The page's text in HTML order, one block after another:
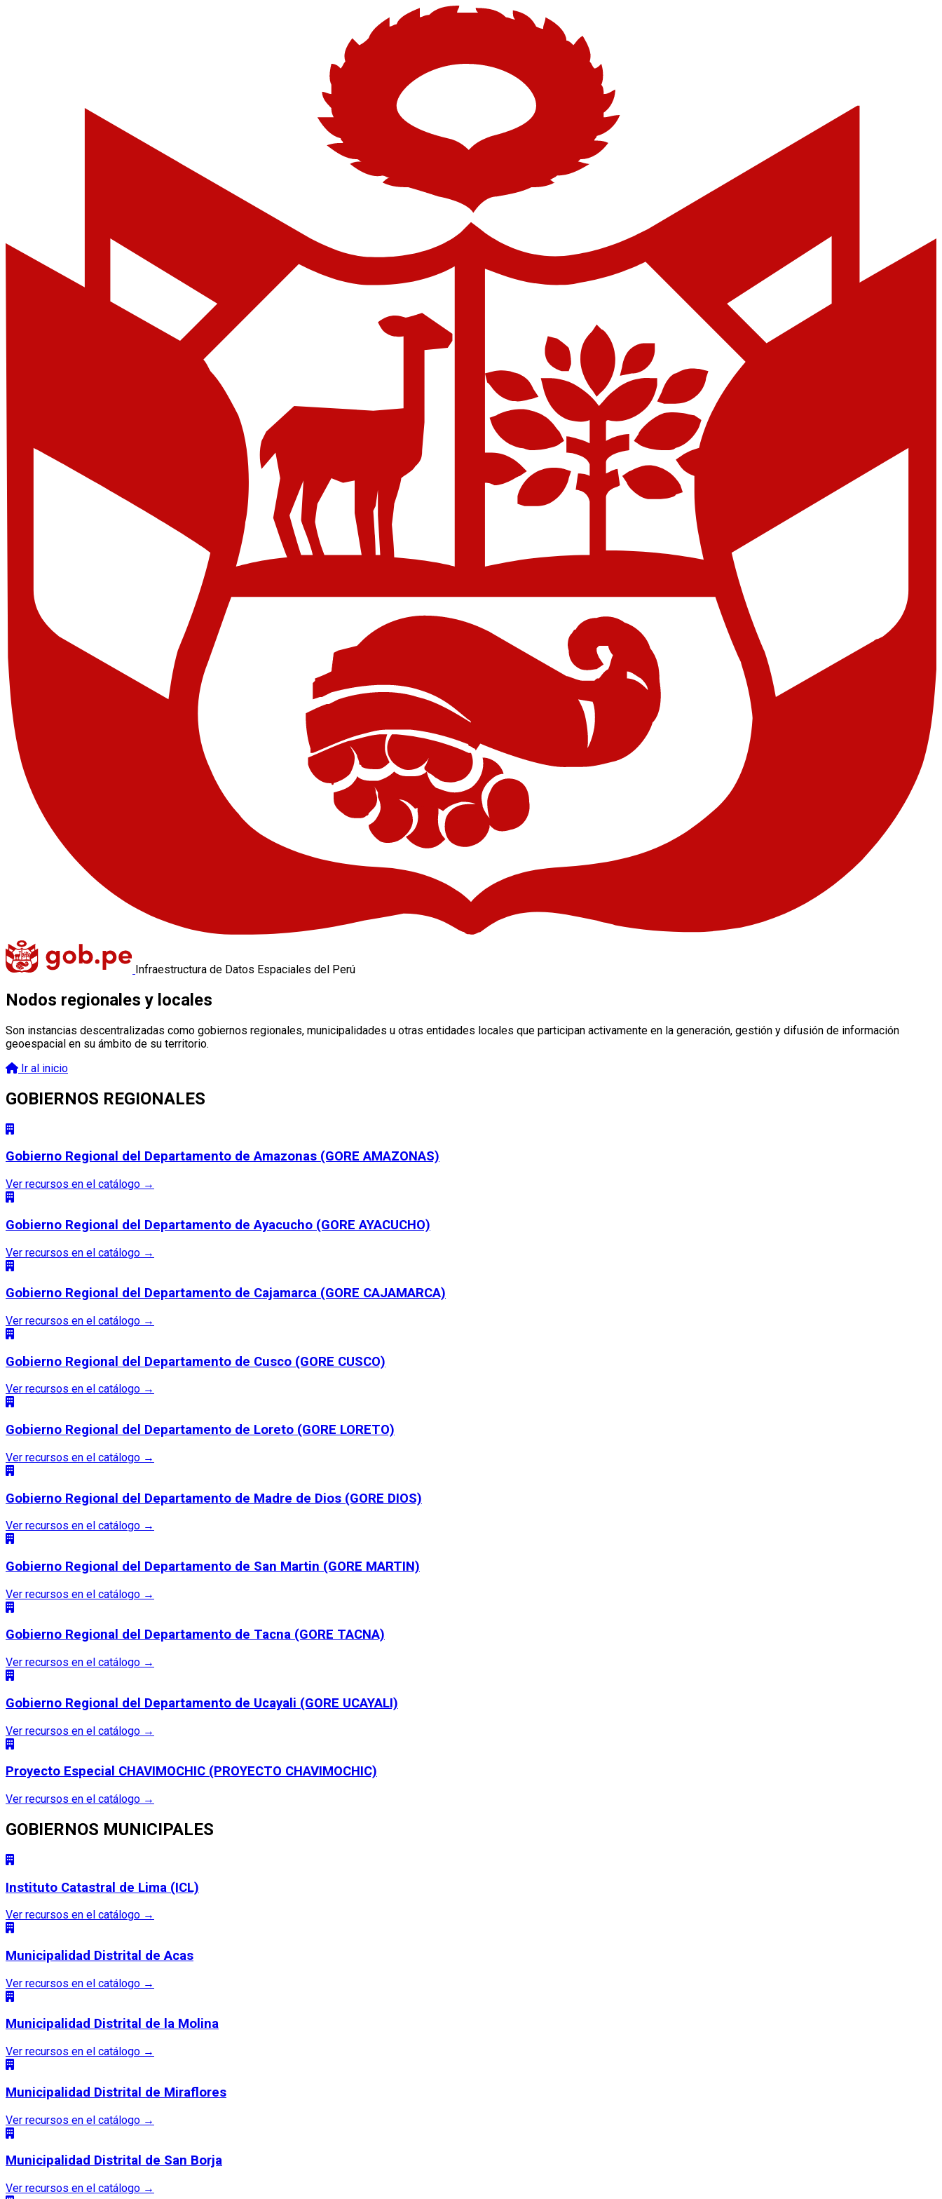
Infraestructura de Datos Espaciales del Perú
Nodos regionales y locales
Son instancias descentralizadas como gobiernos regionales, municipalidades u otras entidades locales que participan activamente en la generación, gestión y difusión de información
geoespacial en su ámbito de su territorio.
Ir al inicio
GOBIERNOS REGIONALES
Gobierno Regional del Departamento de Amazonas (GORE AMAZONAS)
Ver recursos en el catálogo →
Gobierno Regional del Departamento de Ayacucho (GORE AYACUCHO)
Ver recursos en el catálogo →
Gobierno Regional del Departamento de Cajamarca (GORE CAJAMARCA)
Ver recursos en el catálogo →
Gobierno Regional del Departamento de Cusco (GORE CUSCO)
Ver recursos en el catálogo →
Gobierno Regional del Departamento de Loreto (GORE LORETO)
Ver recursos en el catálogo →
Gobierno Regional del Departamento de Madre de Dios (GORE DIOS)
Ver recursos en el catálogo →
Gobierno Regional del Departamento de San Martin (GORE MARTIN)
Ver recursos en el catálogo →
Gobierno Regional del Departamento de Tacna (GORE TACNA)
Ver recursos en el catálogo →
Gobierno Regional del Departamento de Ucayali (GORE UCAYALI)
Ver recursos en el catálogo →
Proyecto Especial CHAVIMOCHIC (PROYECTO CHAVIMOCHIC)
Ver recursos en el catálogo →
GOBIERNOS MUNICIPALES
Instituto Catastral de Lima (ICL)
Ver recursos en el catálogo →
Municipalidad Distrital de Acas
Ver recursos en el catálogo →
Municipalidad Distrital de la Molina
Ver recursos en el catálogo →
Municipalidad Distrital de Miraflores
Ver recursos en el catálogo →
Municipalidad Distrital de San Borja
Ver recursos en el catálogo →